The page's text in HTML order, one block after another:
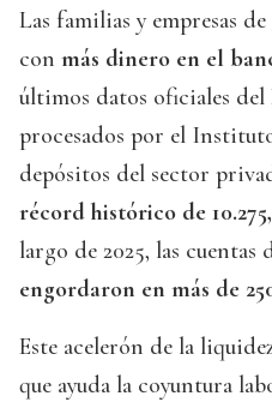
Las familias y empresas de
con más dinero en el
últimos datos oficiales del
procesados por el
depósitos del sector
récord histórico de
largo de 2025, las
engordaron en más de
Este acelerón de la
que ayuda la coyuntura